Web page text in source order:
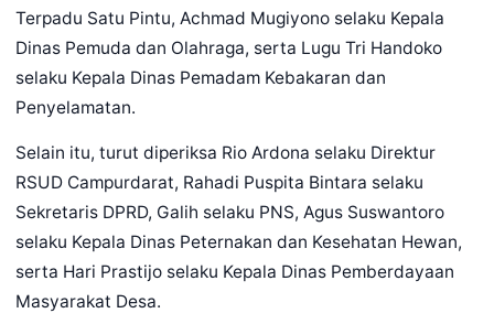
Terpadu Satu Pintu, Achmad Mugiyono selaku Kepala
Dinas Pemuda dan Olahraga, serta Lugu Tri Handoko
selaku Kepala Dinas Pemadam Kebakaran dan
Penyelamatan.
Selain itu, turut diperiksa Rio Ardona selaku Direktur
RSUD Campurdarat, Rahadi Puspita Bintara selaku
Sekretaris DPRD, Galih selaku PNS, Agus Suswantoro
selaku Kepala Dinas Peternakan dan Kesehatan Hewan,
serta Hari Prastijo selaku Kepala Dinas Pemberdayaan
Masyarakat Desa.